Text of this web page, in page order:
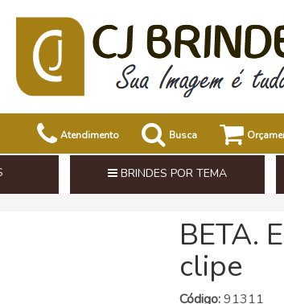
Atendimento Busca
BRINDES POR TEMA
BETA.
clipe
Código:91311